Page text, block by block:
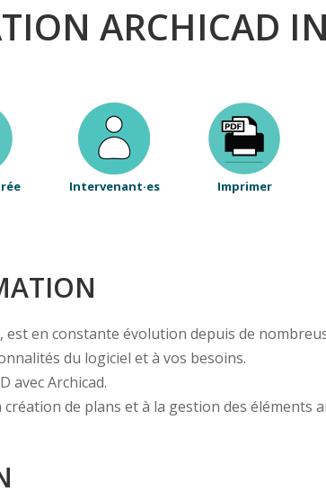
ARCHICAD
Intervenant·es Imprimer
en constante évolution depuis de
du logiciel et à vos besoins.
avec Archicad.
de plans et à la gestion des